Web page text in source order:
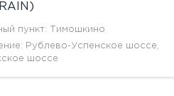
пункт: Тимошкино
Рублево-Успенское шоссе,
шоссе